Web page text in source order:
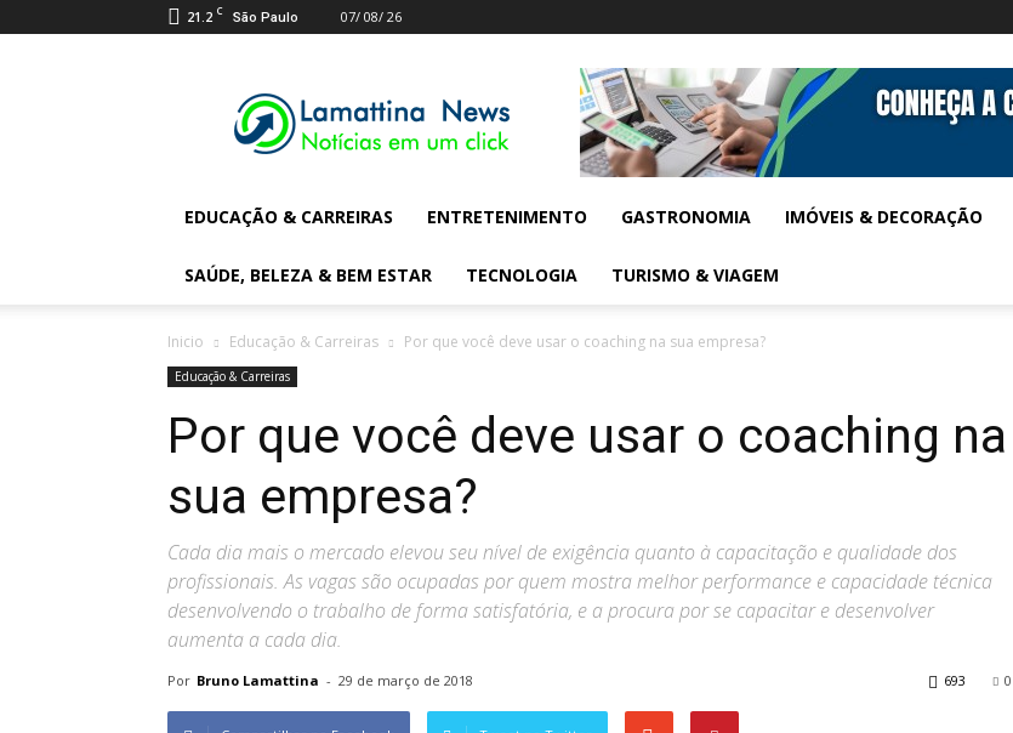
21.2 C São Paulo 07/ 08/ 26
Digital
News
EDUCAÇÃO & CARREIRAS ENTRETENIMENTO GASTRONOMIA IMÓVEIS & DECORAÇÃO
SAÚDE, BELEZA & BEM ESTAR TECNOLOGIA TURISMO & VIAGEM
Inicio Educação & Carreiras Por que você deve usar o coaching na sua empresa?
Educação & Carreiras
Por que você deve usar o coaching na
sua empresa?
Cada dia mais o mercado elevou seu nível de exigência quanto à capacitação e qualidade dos
profissionais. As vagas são ocupadas por quem mostra melhor performance e capacidade técnica
desenvolvendo o trabalho de forma satisfatória, e a procura por se capacitar e desenvolver
aumenta a cada dia.
Por Bruno Lamattina - 29 de março de 2018 0
693